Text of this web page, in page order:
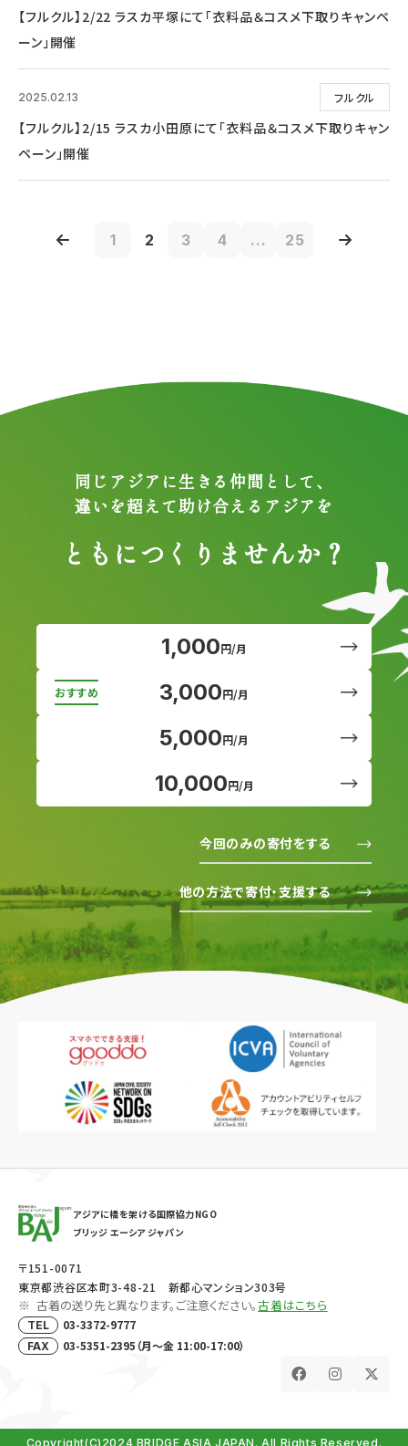
【フルクル】2/22 ラスカ平塚にて「衣料品＆コスメ下取りキャンペ
ーン」開催
フルクル
2025.02.13
【フルクル】2/15 ラスカ小田原にて「衣料品＆コスメ下取りキャン
ペーン」開催
1 2 3 4 ... 25
同じアジアに生きる仲間として、
違いを超えて助け合えるアジアを
ともにつくりませんか？
1,000円/月
3,000円/月
5,000円/月
10,000円/月
今回のみの寄付をする
他の方法で寄付・支援する
アジアに橋を架ける国際協力NGO
ブリッジ エーシア ジャパン
〒151-0071
東京都渋谷区本町3-48-21 新都心マンション303号
古着の送り先と異なります。ご注意ください。古着はこちら
TEL 03-3372-9777
FAX 03-5351-2395（月～金 11:00-17:00）
Copyright(C)2024 BRIDGE ASIA JAPAN. All Rights Reserved.